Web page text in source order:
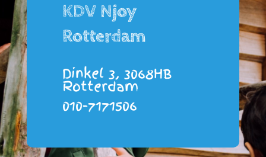
KDV Njoy
Rotterdam
Dinkel 3, 3068HB
Rotterdam
010-7171506